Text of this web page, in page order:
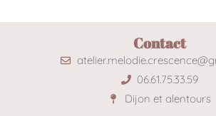
Contact
06.61.75.33.59
Dijon et alentours